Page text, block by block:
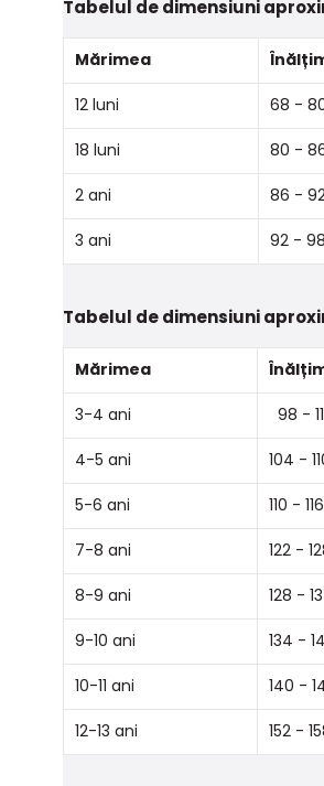
Tabelul de dimensiuni
Mărimea
12 luni 68 -
18 luni 80 -
2 ani 86 -
3 ani 92 - 98
Tabelul de dimensiuni
Mărimea
3-4 ani 98 -
4-5 ani 104 -
5-6 ani 110 - 116
7-8 ani 122 -
8-9 ani 128 -
9-10 ani 134 -
10-11 ani 140 -
12-13 ani 152 -